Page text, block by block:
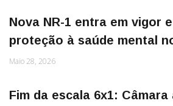
Nova NR-1 entra em vigor
proteção à saúde mental
Maio 28, 2026
Fim da escala 6x1: Câmara